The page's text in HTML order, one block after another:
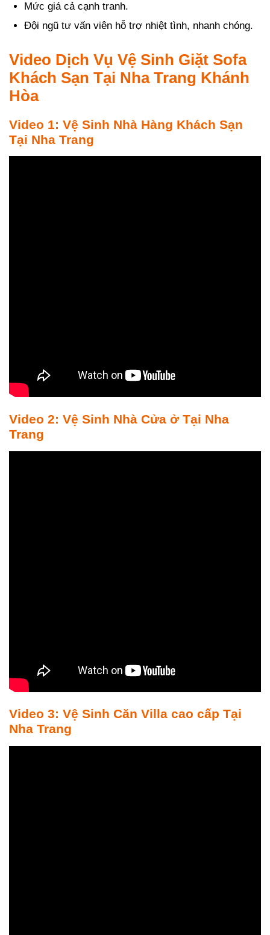
Mức giá cả cạnh tranh.
Đội ngũ tư vấn viên hỗ trợ nhiệt tình, nhanh chóng.
Video Dịch Vụ Vệ Sinh Giặt Sofa
Khách Sạn Tại Nha Trang Khánh
Hòa
Video 1: Vệ Sinh Nhà Hàng Khách Sạn
Tại Nha Trang
Video 2: Vệ Sinh Nhà Cửa ở Tại Nha
Trang
Video 3: Vệ Sinh Căn Villa cao cấp Tại
Nha Trang